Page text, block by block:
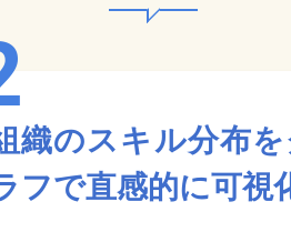
織のスキル分布
フで直感的に可視